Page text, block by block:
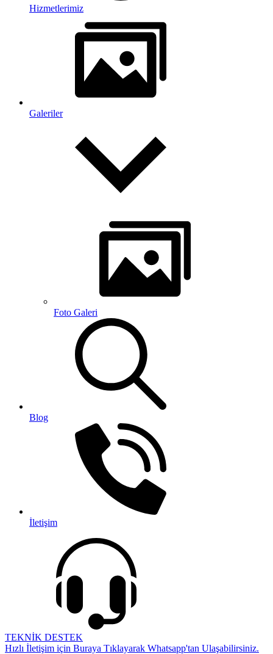
Hizmetlerimiz
Galeriler
Foto Galeri
Blog
İletişim
TEKNİK DESTEK
Hızlı İletişim için Buraya Tıklayarak Whatsapp'tan Ulaşabilirsiniz.